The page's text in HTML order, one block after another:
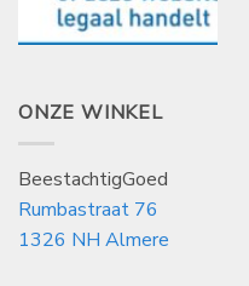
ONZE WINKEL
BeestachtigGoed
Rumbastraat 76
1326 NH Almere